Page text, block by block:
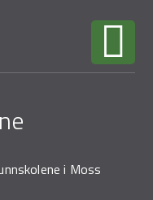
i Moss